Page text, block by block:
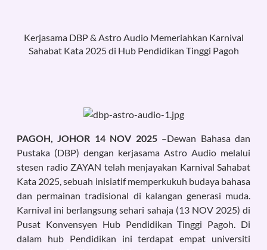
Kerjasama DBP & Astro Audio Memeriahkan Karnival
Sahabat Kata 2025 di Hub Pendidikan Tinggi Pagoh
PAGOH, JOHOR 14 NOV 2025–Dewan Bahasa dan
Pustaka (DBP) dengan kerjasama Astro Audio melalui
stesen radio ZAYAN telah menjayakan Karnival Sahabat
Kata 2025, sebuah inisiatif memperkukuh budaya bahasa
dan permainan tradisional di kalangan generasi muda.
Karnival ini berlangsung sehari sahaja (13 NOV 2025) di
Pusat Konvensyen Hub Pendidikan Tinggi Pagoh. Di
dalam hub Pendidikan ini terdapat empat universiti